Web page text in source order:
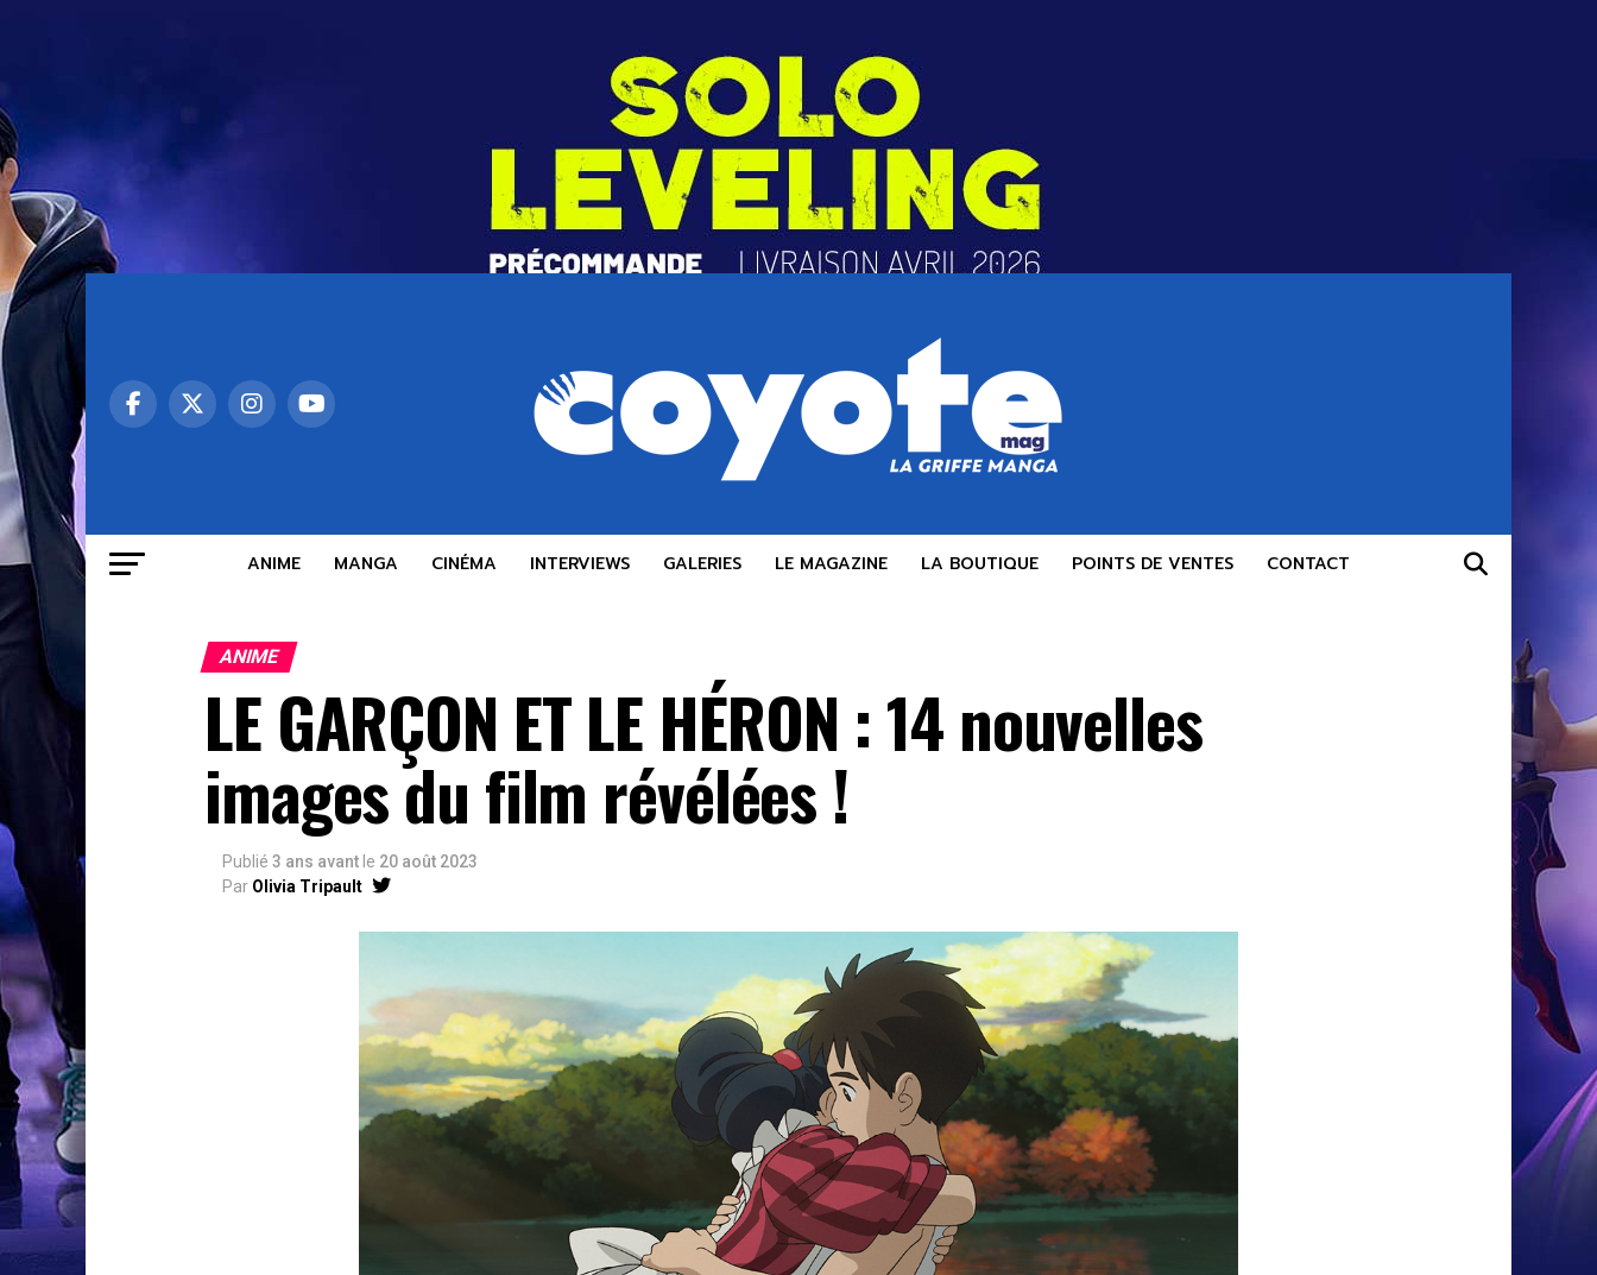
ANIME MANGA CINÉMA INTERVIEWS GALERIES LE MAGAZINE LA BOUTIQUE POINTS DE VENTES CONTACT
ANIME
LE GARÇON ET LE HÉRON : 14 nouvelles
images du film révélées !
Publié 3 ans avant le 20 août 2023
Par Olivia Tripault